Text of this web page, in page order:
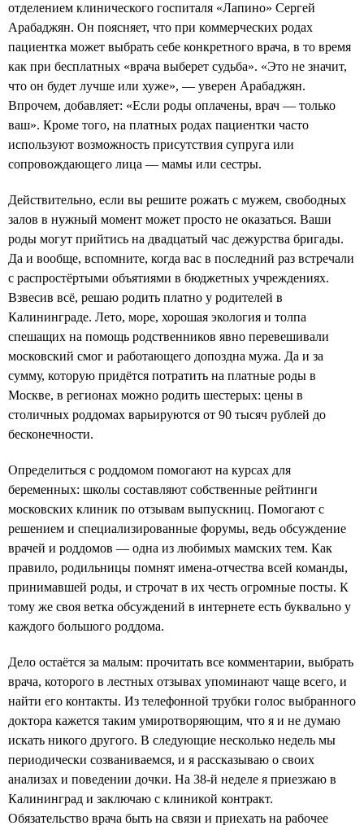
отделением клинического госпиталя «Лапино» Сергей
Арабаджян. Он поясняет, что при коммерческих родах
пациентка может выбрать себе конкретного врача, в то время
как при бесплатных «врача выберет судьба». «Это не значит,
что он будет лучше или хуже», — уверен Арабаджян.
Впрочем, добавляет: «Если роды оплачены, врач — только
ваш». Кроме того, на платных родах пациентки часто
используют возможность присутствия супруга или
сопровождающего лица — мамы или сестры.
Действительно, если вы решите рожать с мужем, свободных
залов в нужный момент может просто не оказаться. Ваши
роды могут прийтись на двадцатый час дежурства бригады.
Да и вообще, вспомните, когда вас в последний раз встречали
с распростёртыми объятиями в бюджетных учреждениях.
Взвесив всё, решаю родить платно у родителей в
Калининграде. Лето, море, хорошая экология и толпа
спешащих на помощь родственников явно перевешивали
московский смог и работающего допоздна мужа. Да и за
сумму, которую придётся потратить на платные роды в
Москве, в регионах можно родить шестерых: цены в
столичных роддомах варьируются от 90 тысяч рублей до
бесконечности.
Определиться с роддомом помогают на курсах для
беременных: школы составляют собственные рейтинги
московских клиник по отзывам выпускниц. Помогают с
решением и специализированные форумы, ведь обсуждение
врачей и роддомов — одна из любимых мамских тем. Как
правило, родильницы помнят имена-отчества всей команды,
принимавшей роды, и строчат в их честь огромные посты. К
тому же своя ветка обсуждений в интернете есть буквально у
каждого большого роддома.
Дело остаётся за малым: прочитать все комментарии, выбрать
врача, которого в лестных отзывах упоминают чаще всего, и
найти его контакты. Из телефонной трубки голос выбранного
доктора кажется таким умиротворяющим, что я и не думаю
искать никого другого. В следующие несколько недель мы
периодически созваниваемся, и я рассказываю о своих
анализах и поведении дочки. На 38-й неделе я приезжаю в
Калининград и заключаю с клиникой контракт.
Обязательство врача быть на связи и приехать на рабочее